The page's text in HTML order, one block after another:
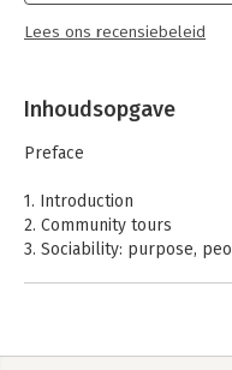
Lees ons recensiebeleid
Inhoudsopgave
Preface
1. Introduction
2. Community tours
3. Sociability: purpose,